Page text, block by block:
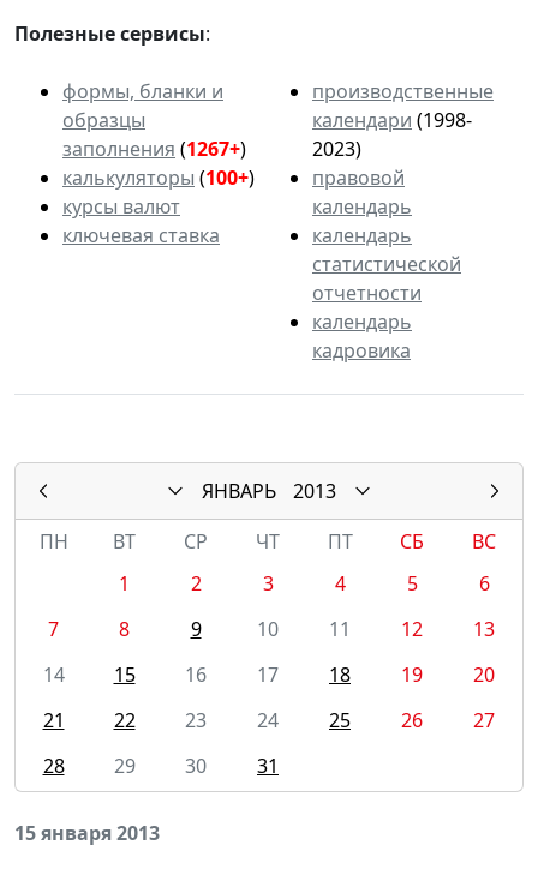
Полезные сервисы:
формы, бланки и
образцы
заполнения (1267+)
калькуляторы (100+)
курсы валют
ключевая ставка
производственные
календари (1998-
2023)
правовой
календарь
календарь
статистической
отчетности
календарь
кадровика
ЯНВАРЬ
2013
ПН
ВТ СР ЧТ ПТ СБ
ВС
1
2 3 4 5
6
7
8 9 10 11 12
13
14
15 16 17 18 19
20
21
22 23 24 25 26
27
28
29 30 31
15 января 2013